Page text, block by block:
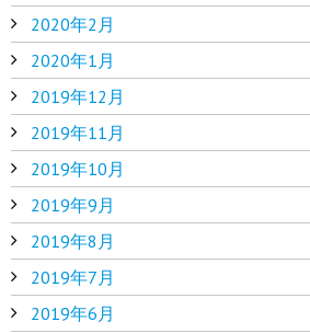
2020年2月
2020年1月
2019年12月
2019年11月
2019年10月
2019年9月
2019年8月
2019年7月
2019年6月